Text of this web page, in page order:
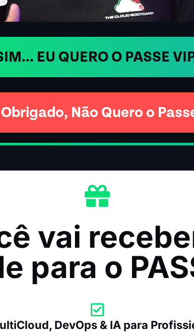
EU QUERO O PASSE
Não Quero o
vai
para o
DevOps & IA para